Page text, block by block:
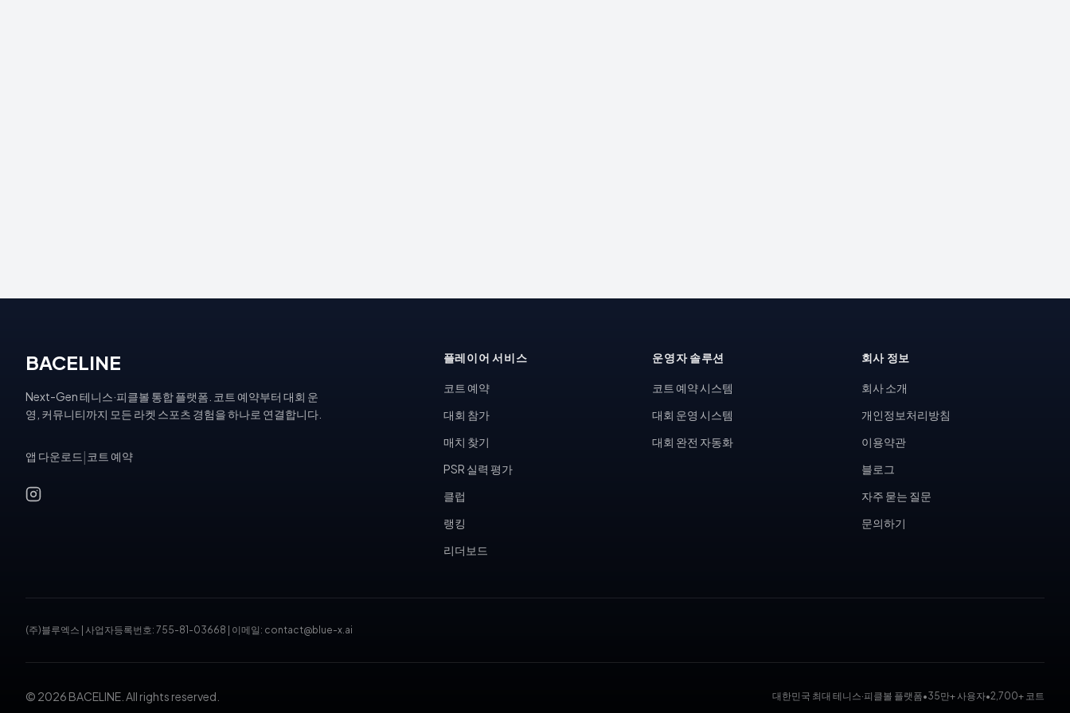
BACELINE
Next-Gen 테니스·피클볼 통합 플랫폼. 코트 예약부터 대회 운
영, 커뮤니티까지 모든 라켓 스포츠 경험을 하나로 연결합니다.
앱 다운로드 코트 예약
플레이어 서비스
코트 예약
대회 참가
매치 찾기
PSR 실력 평가
클럽
랭킹
리더보드
운영자 솔루션
코트 예약 시스템
대회 운영 시스템
대회 완전 자동화
회사 정보
회사 소개
개인정보처리방침
이용약관
블로그
자주 묻는 질문
문의하기
(주)블루엑스 사업자등록번호: 755-81-03668 이메일: contact@blue-x.ai
© 2026 BACELINE. All rights reserved. 대한민국 최대 테니스·피클볼 플랫폼•35만+ 사용자•2,700+ 코트